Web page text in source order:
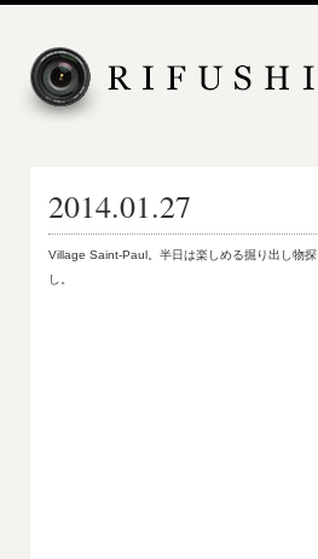
2014.01.27
Village Saint-Paul。半日は楽しめる掘り出し物探
し。